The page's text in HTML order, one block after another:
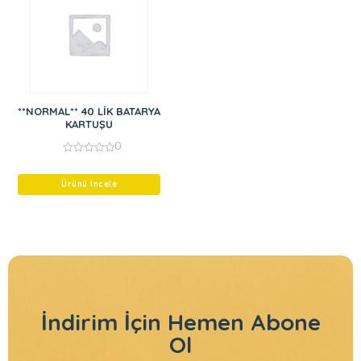
**NORMAL** 40 LİK BATARYA
KARTUŞU
of
0
Ürünü İncele
İndirim İçin Hemen Abone
Ol